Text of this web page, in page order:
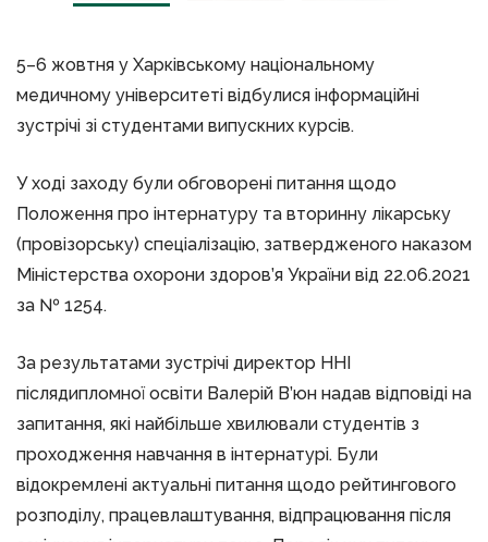
5–6 жовтня у Харківському національному
медичному університеті відбулися інформаційні
зустрічі зі студентами випускних курсів.
У ході заходу були обговорені питання щодо
Положення про інтернатуру та вторинну лікарську
(провізорську) спеціалізацію, затвердженого наказом
Міністерства охорони здоров’я України від 22.06.2021
за № 1254.
За результатами зустрічі директор ННІ
післядипломної освіти Валерій В’юн надав відповіді на
запитання, які найбільше хвилювали студентів з
проходження навчання в інтернатурі. Були
відокремлені актуальні питання щодо рейтингового
розподілу, працевлаштування, відпрацювання після